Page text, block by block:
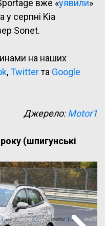
вже «уявили»
у серпні Kia
Sonet.
на наших
,Twitterта Google
Джерело:Motor1
(шпигунські